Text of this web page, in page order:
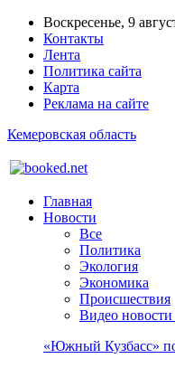
Воскресенье, 9
Контакты
Лента
Политика сайта
Карта
Реклама на сайте
Кемеровская область
Главная
Новости
Все
Политика
Экология
Экономика
Происшествия
Видео новости
«Южный Кузбасс»